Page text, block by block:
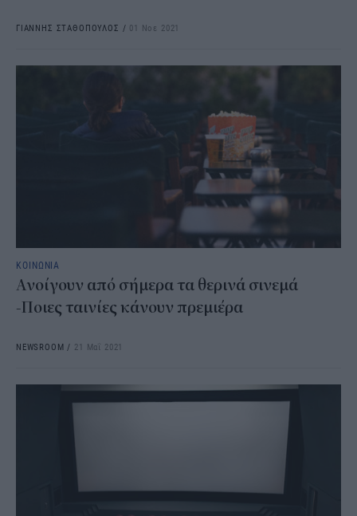
ΓΙΑΝΝΗΣ ΣΤΑΘΟΠΟΥΛΟΣ / 01 Νοε 2021
ΚΟΙΝΩΝΙΑ
Ανοίγουν από σήμερα τα θερινά σινεμά
-Ποιες ταινίες κάνουν πρεμιέρα
NEWSROOM / 21 Μαΐ 2021